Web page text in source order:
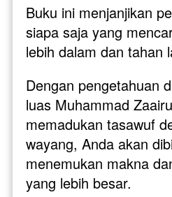
Buku ini menjanjikan
siapa saja yang
lebih dalam dan tahan
Dengan pengetahuan
luas Muhammad
memadukan tasawuf
wayang, Anda akan
menemukan makna
yang lebih besar.